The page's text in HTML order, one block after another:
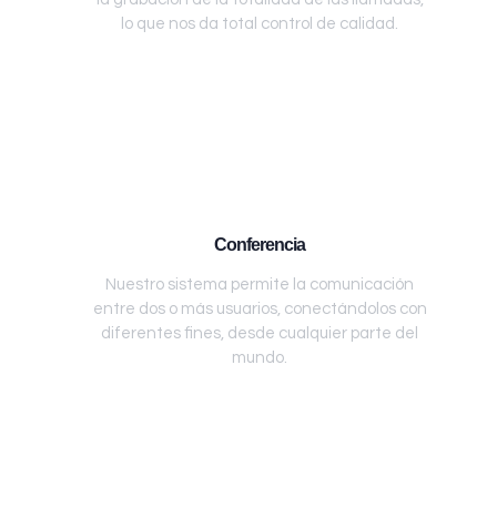
lo que nos da total control de calidad.
Conferencia
Nuestro sistema permite la comunicación
entre dos o más usuarios, conectándolos con
diferentes fines, desde cualquier parte del
mundo.